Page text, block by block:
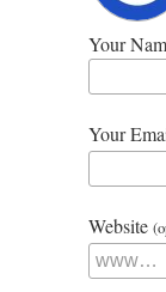
Your
Your
Website